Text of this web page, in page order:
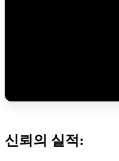
신뢰의 실적: